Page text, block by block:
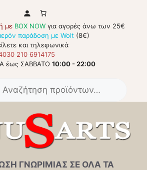
με BOX NOW για αγορές άνω των 25€
παράδοση με Wolt (8€)
και τηλεφωνικά
210 6914175
έως ΣΑΒΒΑΤΟ 10:00 - 22:00
ΓΝΩΡΙΜΙΑΣ ΣΕ ΟΛΑ ΤΑ